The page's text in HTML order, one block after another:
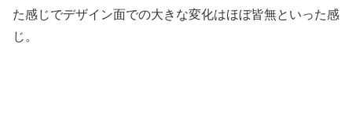
た感じでデザイン面での大きな変化はほぼ皆無といった感
じ。